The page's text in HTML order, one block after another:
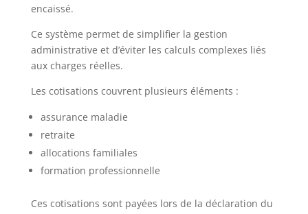
encaissé.
Ce système permet de simplifier la gestion
administrative et d’éviter les calculs complexes liés
aux charges réelles.
Les cotisations couvrent plusieurs éléments :
assurance maladie
retraite
allocations familiales
formation professionnelle
Ces cotisations sont payées lors de la déclaration du